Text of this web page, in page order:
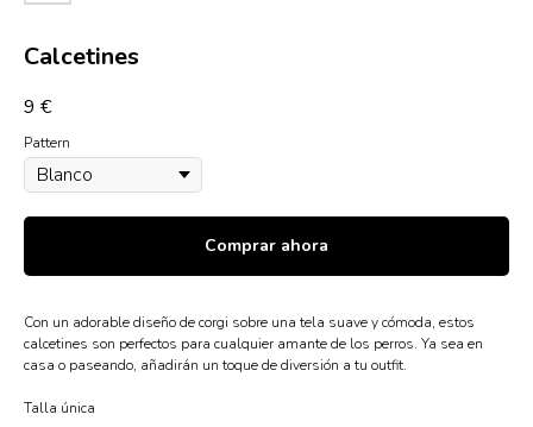
Calcetines
9 €
Pattern
Comprar ahora
Con un adorable diseño de corgi sobre una tela suave y cómoda, estos
calcetines son perfectos para cualquier amante de los perros. Ya sea en
casa o paseando, añadirán un toque de diversión a tu outfit.
Talla única